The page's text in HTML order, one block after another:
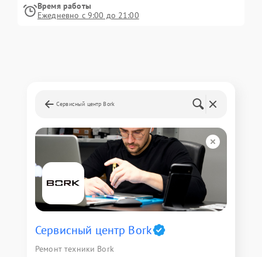
Время работы
Ежедневно с 9:00 до 21:00
Сервисный центр Bork
Сервисный центр Bork
Ремонт техники Bork